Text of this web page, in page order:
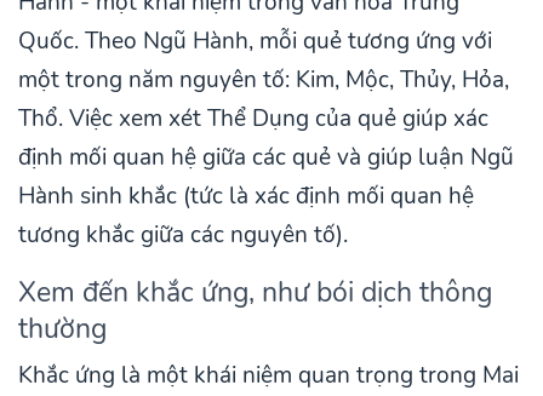
Quốc. Theo Ngũ Hành, mỗi quẻ tương ứng với
một trong năm nguyên tố: Kim, Mộc, Thủy, Hỏa,
Thổ. Việc xem xét Thể Dụng của quẻ giúp xác
định mối quan hệ giữa các quẻ và giúp luận Ngũ
Hành sinh khắc (tức là xác định mối quan hệ
tương khắc giữa các nguyên tố).
Xem đến khắc ứng, như bói dịch thông
thường
Khắc ứng là một khái niệm quan trọng trong Mai